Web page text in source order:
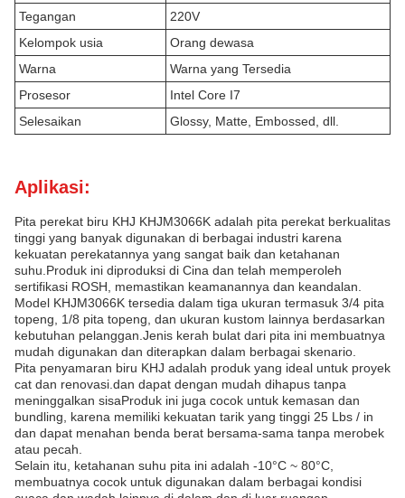
Tegangan
220V
Kelompok usia
Orang dewasa
Warna
Warna yang Tersedia
Prosesor
Intel Core I7
Selesaikan
Glossy, Matte, Embossed, dll.
Aplikasi:
Pita perekat biru KHJ KHJM3066K adalah pita perekat berkualitas
tinggi yang banyak digunakan di berbagai industri karena
kekuatan perekatannya yang sangat baik dan ketahanan
suhu.Produk ini diproduksi di Cina dan telah memperoleh
sertifikasi ROSH, memastikan keamanannya dan keandalan.
Model KHJM3066K tersedia dalam tiga ukuran termasuk 3/4 pita
topeng, 1/8 pita topeng, dan ukuran kustom lainnya berdasarkan
kebutuhan pelanggan.Jenis kerah bulat dari pita ini membuatnya
mudah digunakan dan diterapkan dalam berbagai skenario.
Pita penyamaran biru KHJ adalah produk yang ideal untuk proyek
cat dan renovasi.dan dapat dengan mudah dihapus tanpa
meninggalkan sisaProduk ini juga cocok untuk kemasan dan
bundling, karena memiliki kekuatan tarik yang tinggi 25 Lbs / in
dan dapat menahan benda berat bersama-sama tanpa merobek
atau pecah.
Selain itu, ketahanan suhu pita ini adalah -10°C ~ 80°C,
membuatnya cocok untuk digunakan dalam berbagai kondisi